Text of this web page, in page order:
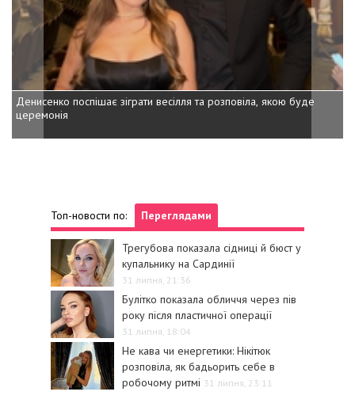
Денисенко поспішає зіграти весілля та розповіла, якою буде
церемонія
Дочка
Топ-новости по: Переглядами
Трегубова показала сідниці й бюст у
купальнику на Сардинії
31 липня, 21:36
Булітко показала обличчя через пів
року після пластичної операції
31 липня, 18:04
Не кава чи енергетики: Нікітюк
розповіла, як бадьорить себе в
робочому ритмі 31 липня, 23:11